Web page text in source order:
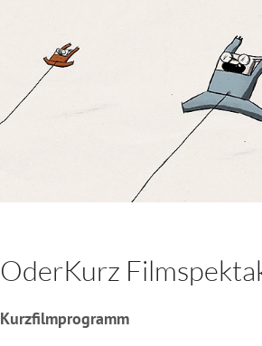
OderKurz
Kurzfilmprogramm